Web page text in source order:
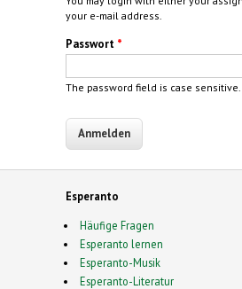
your e-mail address.
Passwort *
The password field is case sensitive.
Esperanto
Häufige Fragen
Esperanto lernen
Esperanto-Musik
Esperanto-Literatur